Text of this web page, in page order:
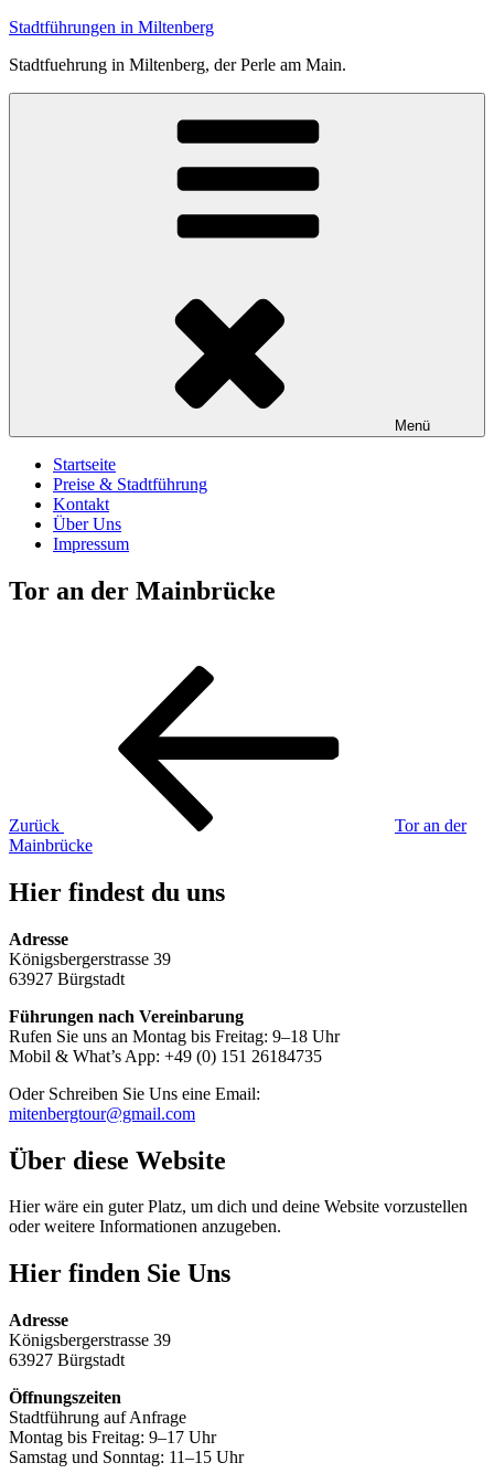
Zum
springen
Stadtführungen in Miltenberg
Stadtfuehrung in Miltenberg, der Perle am Main.
Menü
Startseite
Preise & Stadtführung
Kontakt
Über Uns
Impressum
Tor an der Mainbrücke
Beitragsnavigation
Zurück
Tor an der
Mainbrücke
Hier findest du uns
Adresse
Königsbergerstrasse 39
63927 Bürgstadt
Führungen nach Vereinbarung
Rufen Sie uns an Montag bis Freitag: 9–18 Uhr
Mobil & What’s App: +49 (0) 151 26184735
Oder Schreiben Sie Uns eine Email:
mitenbergtour@gmail.com
Über diese Website
Hier wäre ein guter Platz, um dich und deine Website vorzustellen
oder weitere Informationen anzugeben.
Hier finden Sie Uns
Adresse
Königsbergerstrasse 39
63927 Bürgstadt
Öffnungszeiten
Stadtführung auf Anfrage
Montag bis Freitag: 9–17 Uhr
Samstag und Sonntag: 11–15 Uhr